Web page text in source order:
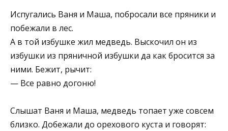
Испугались Ваня и Маша, побросали все пряники и
побежали в лес.
А в той избушке жил медведь. Выскочил он из
избушки из пряничной избушки да как бросится за
ними. Бежит, рычит:
— Все равно догоню!
Слышат Ваня и Маша, медведь топает уже совсем
близко. Добежали до орехового куста и говорят: